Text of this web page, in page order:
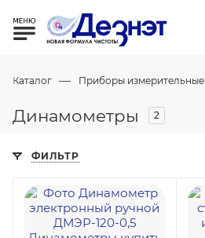
Каталог — Приборы измерительные
Динамометры 2
ФИЛЬТР